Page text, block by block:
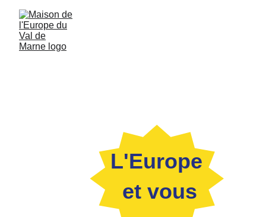
L'Europe
et vous